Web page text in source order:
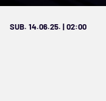
SUB. 14.06.25. | 02:00